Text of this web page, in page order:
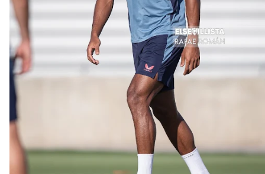
Oso es el siguiente en la lista para salir
Banquillos confirmados: así queda la cantera del
Sevilla Femenino para la 2026/27
Celta y Rayo agitan el mercado de La Liga
Previa | El Sevilla FC cierra la pretemporada con el
exigente choque ante el Bayer Leverkusen